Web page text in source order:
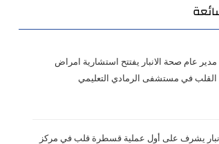
مدير عام صحة الانبار يفتتح استشارية امراض
القلب في مستشفى الرمادي التعليمي
يشرف على أول عملية قسطرة قلب في مركز